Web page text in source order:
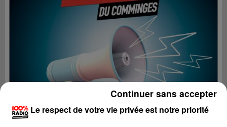
Le respect de votre vie privée est notre priorité
Continuer sans accepter